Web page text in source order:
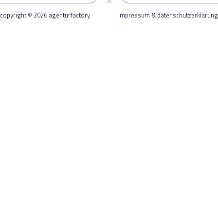
copyright © 2026 agenturfactory impressum & datenschutzerklärung